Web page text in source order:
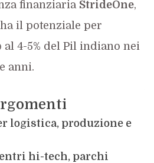
finanziaria StrideOne,
il potenziale per
4-5% del Pil indiano nei
anni.
logistica, produzione e
hi-tech, parchi